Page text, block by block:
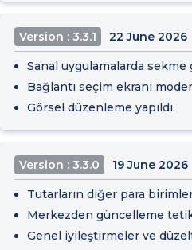
Version : 3.3.1 22 June 2026
Sanal uygulamalarda
Bağlantı seçim ekranı
Görsel düzenleme yapıldı.
Version : 3.3.0 19 June 2026
Tutarların diğer para
Merkezden güncelleme
Genel iyileştirmeler ve